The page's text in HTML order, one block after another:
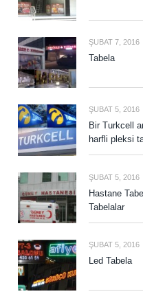
ŞUBAT 7, 2016
Tabela
ŞUBAT 5, 2016
Bir Turkcell
harfli pleksi
ŞUBAT 5, 2016
Hastane
Tabelalar
ŞUBAT 5, 2016
Led Tabela